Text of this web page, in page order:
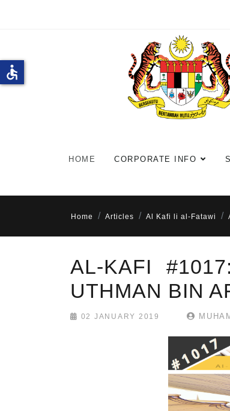
HOME CORPORATE INFO
Home Articles Al Kafi li al-Fatawi
AL-KAFI
UTHMAN BIN
02 JANUARY 2019
accessible